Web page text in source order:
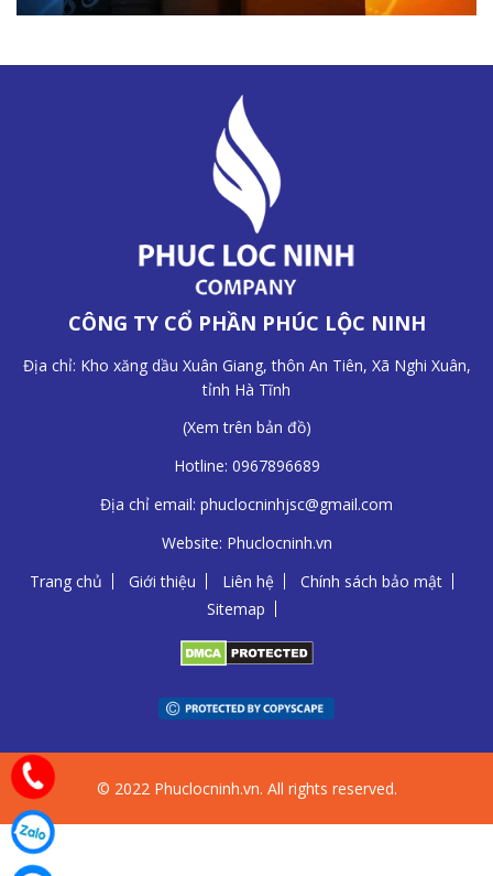
CÔNG TY CỔ PHẦN PHÚC LỘC NINH
Địa chỉ: Kho xăng dầu Xuân Giang, thôn An Tiên, Xã Nghi Xuân,
tỉnh Hà Tĩnh
(Xem trên bản đồ)
Hotline: 0967896689
Địa chỉ email: phuclocninhjsc@gmail.com
Website: Phuclocninh.vn
Trang chủ
Giới thiệu Liên hệ
Chính sách bảo mật
Sitemap
© 2022 Phuclocninh.vn. All rights reserved.